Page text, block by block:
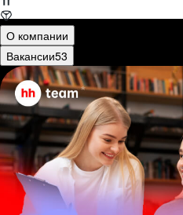
О компании
Вакансии53